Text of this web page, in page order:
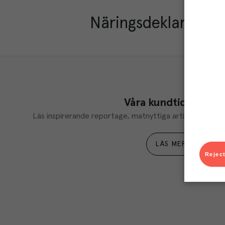
Näringsdeklaration
Våra kundtidningar
Läs inspirerande reportage, matnyttiga artiklar och ta
LÄS MER